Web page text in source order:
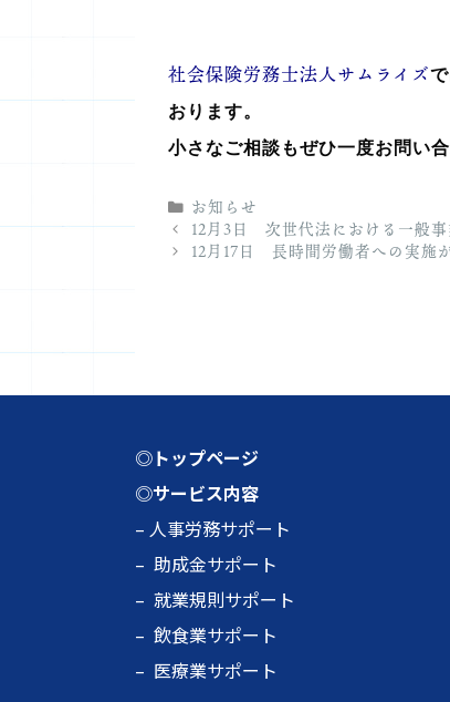
社会保険労務士法人サムライズ
おります。
小さなご相談もぜひ一度お問い合
カ
テ
ゴ
お知らせ
12月3日 次世代法における一般
12月17日 長時間労働者への実施
◎トップページ
◎サービス内容
– 人事労務サポート
– 助成金サポート
– 就業規則サポート
– 飲食業サポート
– 医療業サポート